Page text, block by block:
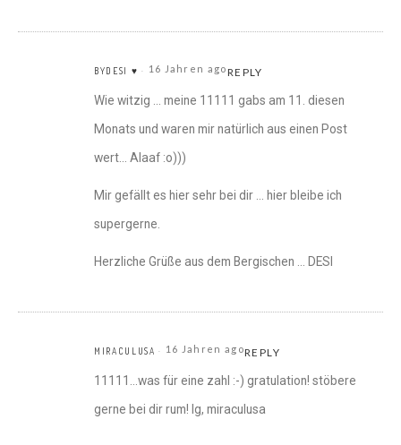
BYDESI ♥ 16 Jahren agoREPLY
Wie witzig … meine 11111 gabs am 11. diesen
Monats und waren mir natürlich aus einen Post
wert… Alaaf :o)))
Mir gefällt es hier sehr bei dir … hier bleibe ich
supergerne.
Herzliche Grüße aus dem Bergischen … DESI
MIRACULUSA 16 Jahren agoREPLY
11111…was für eine zahl :-) gratulation! stöbere
gerne bei dir rum! lg, miraculusa